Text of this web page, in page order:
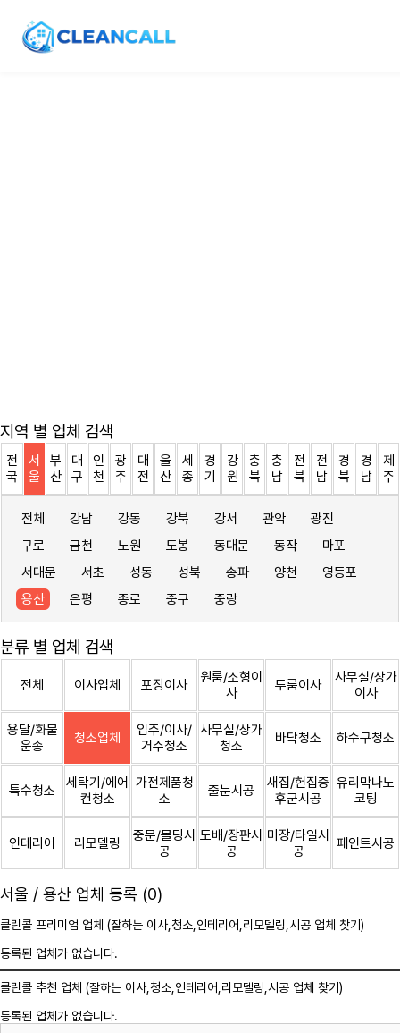
지역 별 업체 검색
전
국
서
울
부
산
대
구
인
천
광
주
대
전
울
산
세
종
경
기
강
원
충
북
충
남
전
북
전
남
경
북
경
남
제
주
전체 강남 강동 강북 강서 관악
광진
구로
금천 노원 도봉 동대문 동작
마포
서대문
서초 성동 성북 송파 양천
영등포
용산
은평 종로 중구 중랑
분류 별 업체 검색
전체 이사업체 포장이사
원룸/소형이
사
투룸이사
사무실/상가
이사
용달/화물
운송
청소업체
입주/이사/
거주청소
사무실/상가
청소
바닥청소 하수구청소
특수청소
세탁기/에어
컨청소
가전제품청
소
줄눈시공
새집/헌집증
후군시공
유리막나노
코팅
인테리어 리모델링
중문/몰딩시
공
도배/장판시
공
미장/타일시
공
페인트시공
서울 / 용산 업체 등록 (0)
클린콜 프리미엄 업체 (잘하는 이사, 청소 ,인테리어,리모델링,시공 업체 찾기)
등록된 업체가 없습니다.
클린콜 추천 업체 (잘하는 이사, 청소 ,인테리어,리모델링,시공 업체 찾기)
등록된 업체가 없습니다.